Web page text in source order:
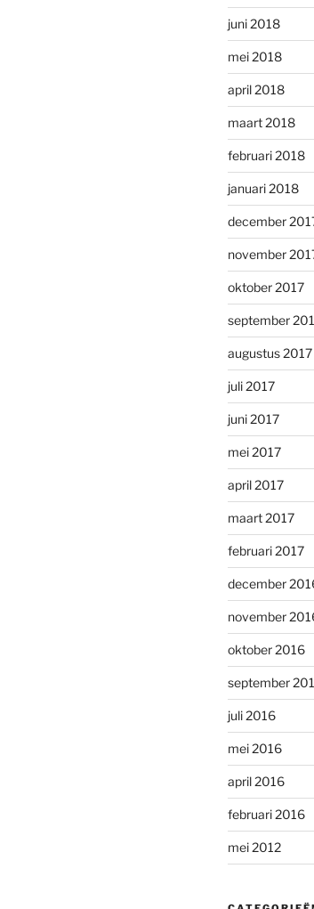
juni 2018
mei 2018
april 2018
maart 2018
februari 2018
januari 2018
december
november
oktober 2017
september
augustus 2017
juli 2017
juni 2017
mei 2017
april 2017
maart 2017
februari 2017
december
november
oktober 2016
september
juli 2016
mei 2016
april 2016
februari 2016
mei 2012